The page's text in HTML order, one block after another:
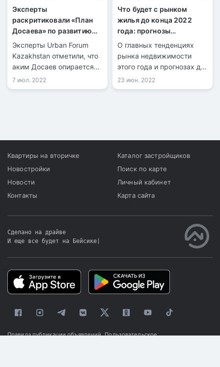
Эксперты
раскритиковали «План
Досаева» по развитию
Алматы
Эксперты Urban Forum
Kazakhstan отметили, что
аким Досаев опирается
на данные из открытых
источников, уже
7 июл. 2022
Что будет с рынком
жилья до конца 2022
года: прогнозы
экспертов
О главных тенденциях
рынка недвижимости
этого года и прогнозах до
его конца рассказали
ведущий аналитик
Турысов, а также
специалист
«Центрального агентства
недвижимости» (ЦАН) г.
Караганды Анатолий
Флек.
23 июн. 2022
Квартиры на вторичке
Новостройки
Новости
Контакты
Каталог застройщиков
Поиск по карте
Личный кабинет
Карта сайта
Сделано на драйве
И еще все будет на Бейсике
Правила публикации объявлений Пользовательское